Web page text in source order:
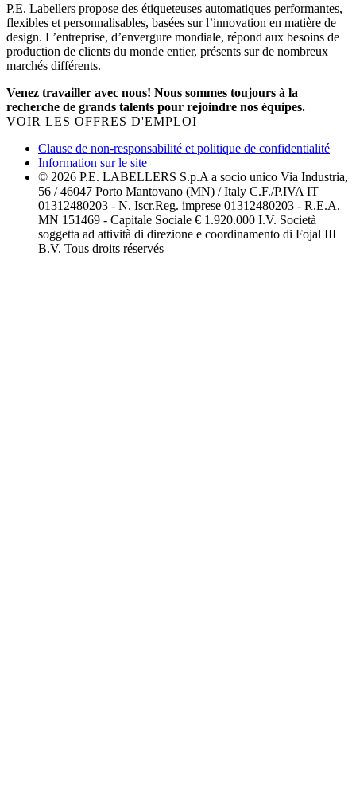
P.E. Labellers propose des étiqueteuses automatiques performantes,
flexibles et personnalisables, basées sur l’innovation en matière de
design. L’entreprise, d’envergure mondiale, répond aux besoins de
production de clients du monde entier, présents sur de nombreux
marchés différents.
Venez travailler avec nous! Nous sommes toujours à la
recherche de grands talents pour rejoindre nos équipes.
VOIR LES OFFRES D'EMPLOI
Clause de non-responsabilité et politique de confidentialité
Information sur le site
© 2026 P.E. LABELLERS S.p.A a socio unico Via Industria,
56 / 46047 Porto Mantovano (MN) / Italy C.F./P.IVA IT
01312480203 - N. Iscr.Reg. imprese 01312480203 - R.E.A.
MN 151469 - Capitale Sociale € 1.920.000 I.V. Società
soggetta ad attività di direzione e coordinamento di Fojal III
B.V. Tous droits réservés